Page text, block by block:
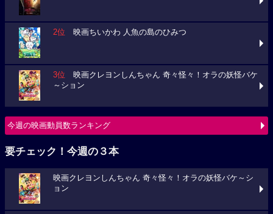
2位 映画ちいかわ 人魚の島のひみつ
3位 映画クレヨンしんちゃん 奇々怪々！オラの妖怪バケ
～ション
今週の映画動員数ランキング
要チェック！今週の３本
映画クレヨンしんちゃん 奇々怪々！オラの妖怪バケ～シ
ョン